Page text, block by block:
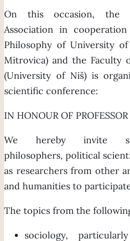
On this occasion, the
Association in
Philosophy of University
Mitrovica) and the Faculty
(University of Niš) is
scientific conference:
IN HONOUR OF
We hereby invite
philosophers, political
as researchers from other
and humanities to
The topics from the
sociology,